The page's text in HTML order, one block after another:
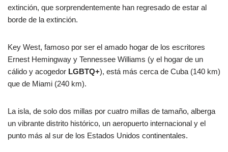
extinción, que sorprendentemente han regresado de estar al
borde de la extinción.
Key West, famoso por ser el amado hogar de los escritores
Ernest Hemingway y Tennessee Williams (y el hogar de un
cálido y acogedor LGBTQ+), está más cerca de Cuba (140 km)
que de Miami (240 km).
La isla, de solo dos millas por cuatro millas de tamaño, alberga
un vibrante distrito histórico, un aeropuerto internacional y el
punto más al sur de los Estados Unidos continentales.